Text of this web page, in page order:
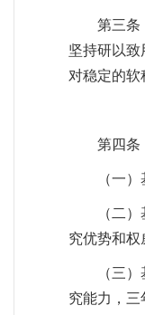
第三条
坚持研以
对稳定的
第四条
（一
（二
究优势和
（三
究能力，